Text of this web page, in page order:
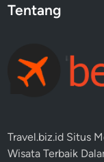
Tentang
Travel.biz.id Situs
Wisata Terbaik